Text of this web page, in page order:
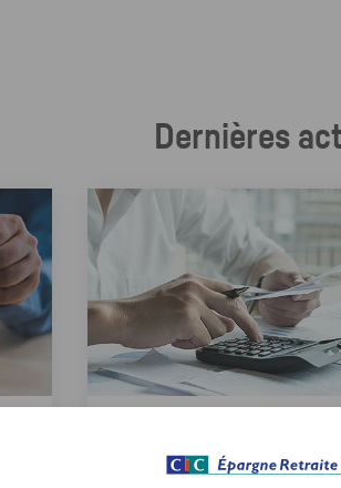
Dernières